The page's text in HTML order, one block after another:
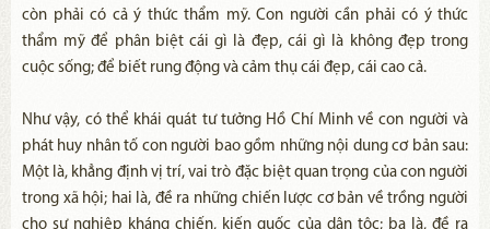
còn phải có cả ý thức thẩm mỹ. Con người cần phải có ý thức
thẩm mỹ để phân biệt cái gì là đẹp, cái gì là không đẹp trong
cuộc sống; để biết rung động và cảm thụ cái đẹp, cái cao cả.
Như vậy, có thể khái quát tư tưởng Hồ Chí Minh về con người và
phát huy nhân tố con người bao gồm những nội dung cơ bản sau:
Một là, khẳng định vị trí, vai trò đặc biệt quan trọng của con người
trong xã hội; hai là, đề ra những chiến lược cơ bản về trồng người
cho sự nghiệp kháng chiến, kiến quốc của dân tộc; ba là, đề ra